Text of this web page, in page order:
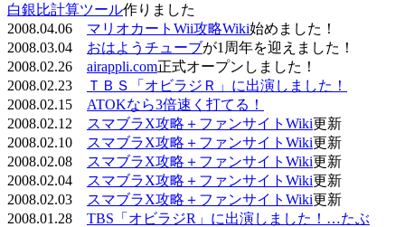
白銀比計算ツール作りました
2008.04.06 マリオカートWii攻略Wiki始めました！
2008.03.04 おはようチューブが1周年を迎えました！
2008.02.26 airappli.com正式オープンしました！
2008.02.23
ＴＢＳ「オビラジＲ」に出演しました！
2008.02.15 ATOKなら3倍速く打てる！
2008.02.12
スマブラX攻略＋ファンサイトWiki更新
2008.02.10
スマブラX攻略＋ファンサイトWiki更新
2008.02.08
スマブラX攻略＋ファンサイトWiki更新
2008.02.04
スマブラX攻略＋ファンサイトWiki更新
2008.02.03
スマブラX攻略＋ファンサイトWiki更新
2008.01.28 TBS「オビラジR」に出演しました！…たぶ